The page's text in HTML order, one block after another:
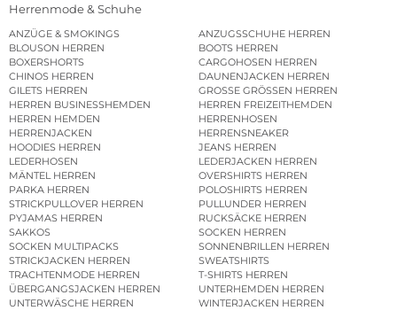
Herrenmode & Schuhe
ANZÜGE & SMOKINGS
ANZUGSSCHUHE HERREN
BLOUSON HERREN
BOOTS HERREN
BOXERSHORTS
CARGOHOSEN HERREN
CHINOS HERREN
DAUNENJACKEN HERREN
GILETS HERREN
GROSSE GRÖSSEN HERREN
HERREN BUSINESSHEMDEN
HERREN FREIZEITHEMDEN
HERREN HEMDEN
HERRENHOSEN
HERRENJACKEN
HERRENSNEAKER
HOODIES HERREN
JEANS HERREN
LEDERHOSEN
LEDERJACKEN HERREN
MÄNTEL HERREN
OVERSHIRTS HERREN
PARKA HERREN
POLOSHIRTS HERREN
STRICKPULLOVER HERREN
PULLUNDER HERREN
PYJAMAS HERREN
RUCKSÄCKE HERREN
SAKKOS
SOCKEN HERREN
SOCKEN MULTIPACKS
SONNENBRILLEN HERREN
STRICKJACKEN HERREN
SWEATSHIRTS
TRACHTENMODE HERREN
T-SHIRTS HERREN
ÜBERGANGSJACKEN HERREN
UNTERHEMDEN HERREN
UNTERWÄSCHE HERREN
WINTERJACKEN HERREN